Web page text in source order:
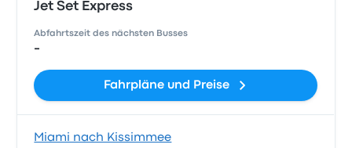
Jet Set Express
Abfahrtszeit des nächsten Busses
-
Fahrpläne und Preise
Miami nach Kissimmee